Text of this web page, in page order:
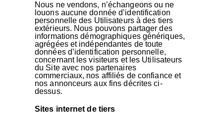
Nous ne vendons, n’échangeons ou ne
louons aucune donnée d’identification
personnelle des Utilisateurs à des tiers
extérieurs. Nous pouvons partager des
informations démographiques génériques,
agrégées et indépendantes de toute
données d’identification personnelle,
concernant les visiteurs et les Utilisateurs
du Site avec nos partenaires
commerciaux, nos affiliés de confiance et
nos annonceurs aux fins décrites ci-
dessus.
Sites internet de tiers